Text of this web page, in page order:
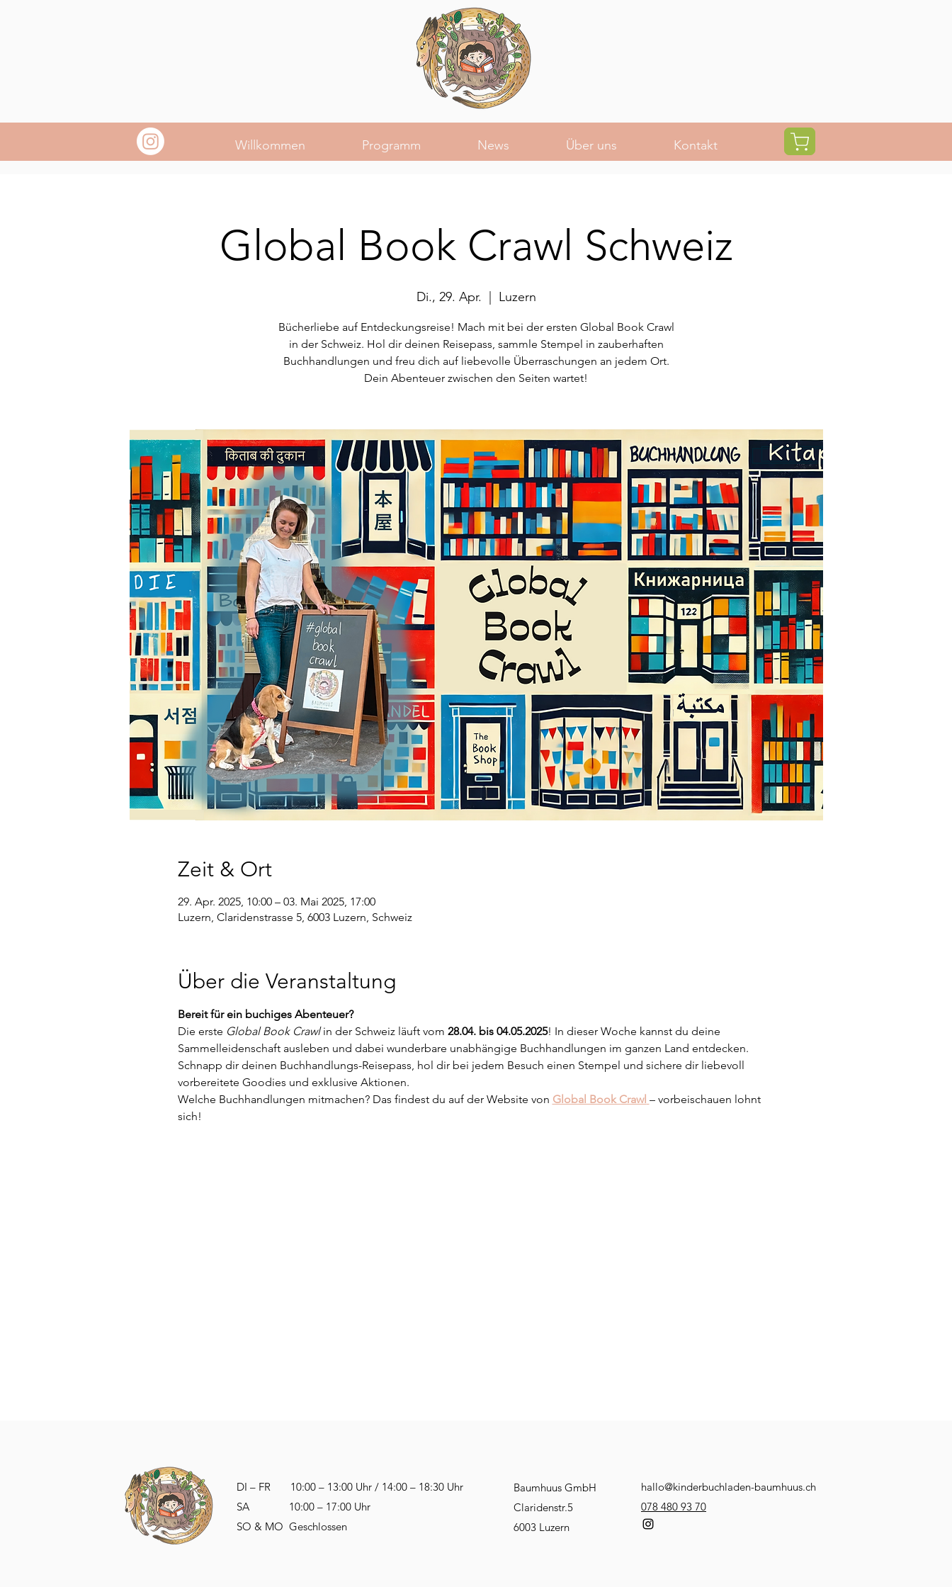
Willkommen Programm News Über uns Kontakt
Global Book Crawl Schweiz
Di., 29. Apr. Luzern
Bücherliebe auf Entdeckungsreise! Mach mit bei der ersten Global Book Crawl
in der Schweiz. Hol dir deinen Reisepass, sammle Stempel in zauberhaften
Buchhandlungen und freu dich auf liebevolle Überraschungen an jedem Ort.
Dein Abenteuer zwischen den Seiten wartet!
Zeit & Ort
29. Apr. 2025, 10:00 – 03. Mai 2025, 17:00
Luzern, Claridenstrasse 5, 6003 Luzern, Schweiz
Über die Veranstaltung
Bereit für ein buchiges Abenteuer?
Die erste Global Book Crawl in der Schweiz läuft vom 28.04. bis 04.05.2025! In dieser Woche kannst du deine
Sammelleidenschaft ausleben und dabei wunderbare unabhängige Buchhandlungen im ganzen Land entdecken.
Schnapp dir deinen Buchhandlungs-Reisepass, hol dir bei jedem Besuch einen Stempel und sichere dir liebevoll
vorbereitete Goodies und exklusive Aktionen.
Welche Buchhandlungen mitmachen? Das findest du auf der Website von Global Book Crawl – vorbeischauen lohnt
sich!
DI – FR 10:00 – 13:00 Uhr / 14:00 – 18:30 Uhr
SA 10:00 – 17:00 Uhr
SO & MO Geschlossen
Baumhuus GmbH
Claridenstr.5
6003 Luzern
hallo@kinderbuchladen-baumhuus.ch
078 480 93 70